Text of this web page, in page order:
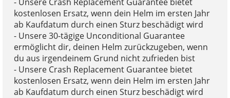
kostenlosen Ersatz, wenn dein Helm im ersten Jahr
ab Kaufdatum durch einen Sturz beschädigt wird
- Unsere 30-tägige Unconditional Guarantee
ermöglicht dir, deinen Helm zurückzugeben, wenn
du aus irgendeinem Grund nicht zufrieden bist
- Unsere Crash Replacement Guarantee bietet
kostenlosen Ersatz, wenn dein Helm im ersten Jahr
ab Kaufdatum durch einen Sturz beschädigt wird